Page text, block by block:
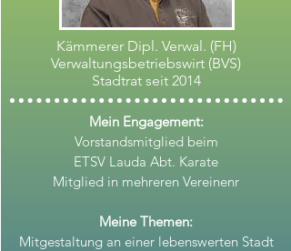
Kämmerer Dipl. Verwal. (FH)
Verwaltungsbetriebswirt (BVS)
Stadtrat seit 2014
Mein Engagement:
Vorstandsmitglied beim
ETSV Lauda Abt. Karate
Mitglied in mehreren Vereinenr
Meine Themen:
Mitgestaltung an einer lebenswerten Stadt